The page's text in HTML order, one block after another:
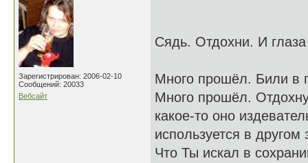
Зарегистрирован: 2006-02-10
Сообщений: 20033
Вебсайт
Сядь. Отдохни. И
Много прошёл. Били в
Много прошёл.
какое-то оно
используется в
Что Ты искал в